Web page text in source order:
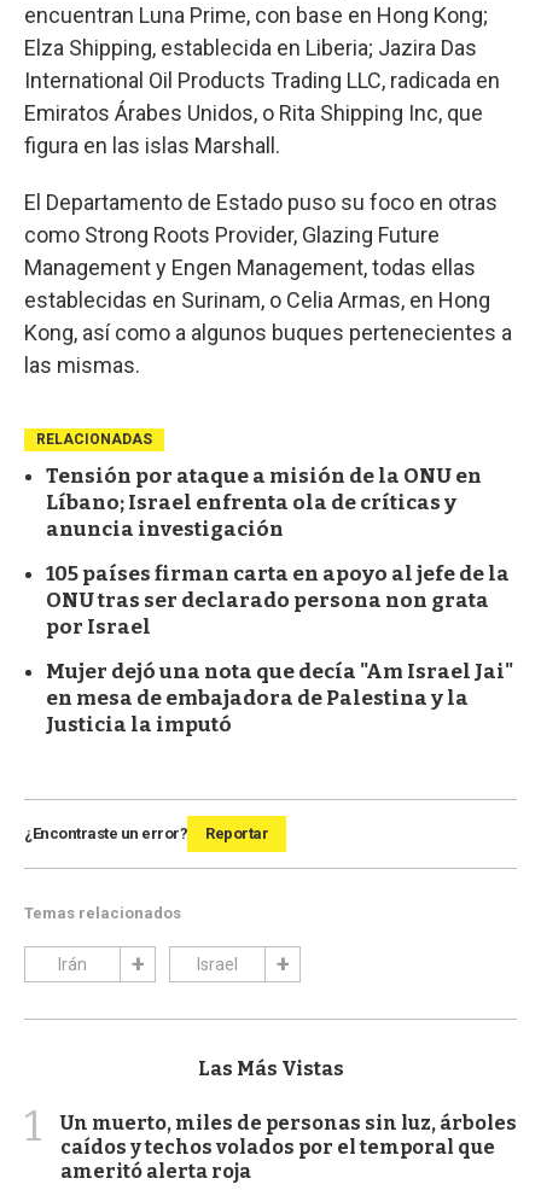
encuentran Luna Prime, con base en Hong Kong;
Elza Shipping, establecida en Liberia; Jazira Das
International Oil Products Trading LLC, radicada en
Emiratos Árabes Unidos, o Rita Shipping Inc, que
figura en las islas Marshall.
El Departamento de Estado puso su foco en otras
como Strong Roots Provider, Glazing Future
Management y Engen Management, todas ellas
establecidas en Surinam, o Celia Armas, en Hong
Kong, así como a algunos buques pertenecientes a
las mismas.
RELACIONADAS
Tensión por ataque a misión de la ONU en
Líbano; Israel enfrenta ola de críticas y
anuncia investigación
105 países firman carta en apoyo al jefe de la
ONU tras ser declarado persona non grata
por Israel
Mujer dejó una nota que decía "Am Israel Jai"
en mesa de embajadora de Palestina y la
Justicia la imputó
¿Encontraste un error? Reportar
Temas relacionados
Irán Israel
Las Más Vistas
1
Un muerto, miles de personas sin luz, árboles
caídos y techos volados por el temporal que
ameritó alerta roja